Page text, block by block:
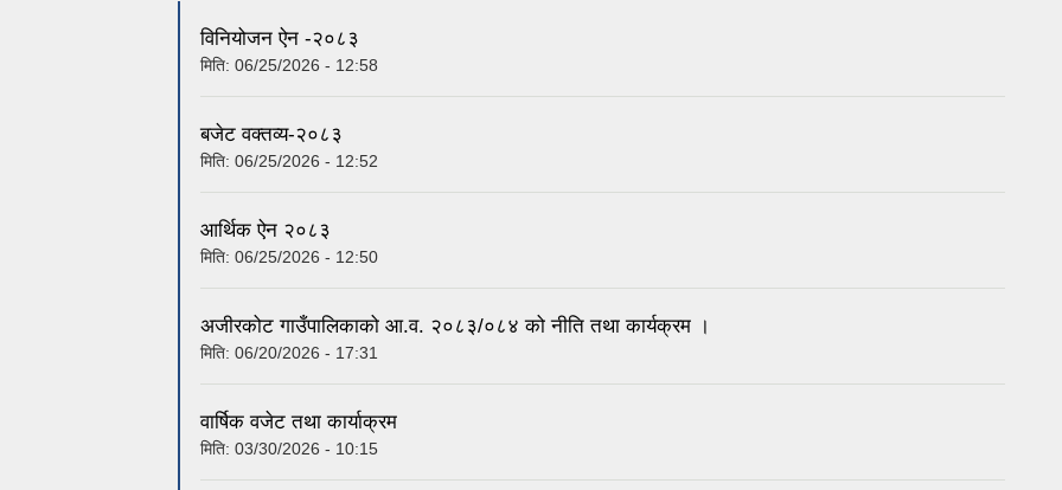
विनियोजन ऐन -२०८३
मिति: 06/25/2026 - 12:58
बजेट वक्तव्य-२०८३
मिति: 06/25/2026 - 12:52
आर्थिक ऐन २०८३
मिति: 06/25/2026 - 12:50
अजीरकोट गाउँपालिकाको आ.व. २०८३/०८४ को नीति तथा कार्यक्रम ।
मिति: 06/20/2026 - 17:31
वार्षिक वजेट तथा कार्याक्रम
मिति: 03/30/2026 - 10:15